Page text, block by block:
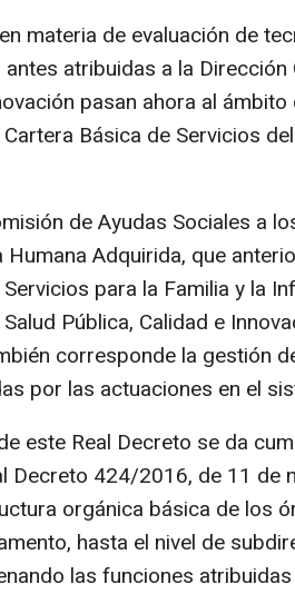
materia de evaluación de
atribuidas a la Dirección
pasan ahora al
Básica de Servicios
de Ayudas Sociales a
Adquirida, que
para la Familia y la
Pública, Calidad e
corresponde la gestión
por las actuaciones en el
este Real Decreto se da
Decreto 424/2016, de 11 de
orgánica básica de los
hasta el nivel de
las funciones